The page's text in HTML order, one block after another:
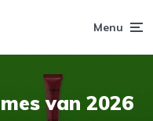
Menu
van 2026